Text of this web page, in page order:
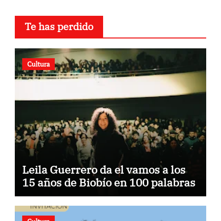
Te has perdido
Cultura
Leila Guerrero da el vamos a los
15 años de Biobío en 100 palabras